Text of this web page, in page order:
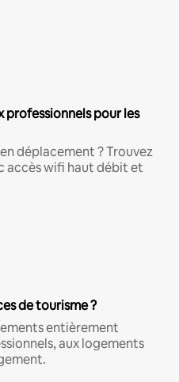
professionnels pour les
déplacement ? Trouvez
accès wifi haut débit et
de tourisme ?
entièrement
aux logements